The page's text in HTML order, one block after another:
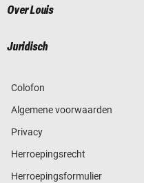
Over Louis
Juridisch
Colofon
Algemene voorwaarden
Privacy
Herroepingsrecht
Herroepingsformulier